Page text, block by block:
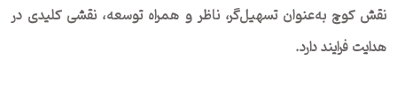
نقش کوچ به‌عنوان تسهیل‌گر، ناظر و همراه توسعه، نقشی کلیدی در
هدایت فرایند دارد.